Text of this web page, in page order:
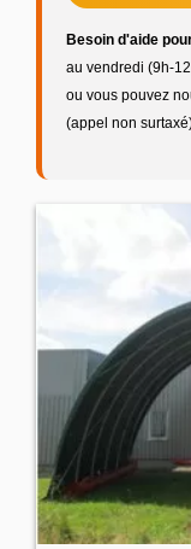
Besoin d'aide
au vendredi (9h-
ou vous pouvez
(appel non